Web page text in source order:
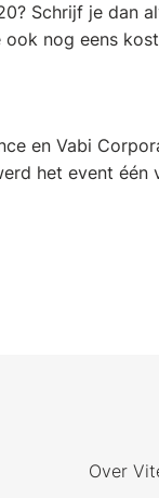
Schrijf je dan
nog eens
en Vabi
het event één
Over